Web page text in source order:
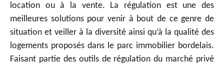
location ou à la vente. La régulation est une des
meilleures solutions pour venir à bout de ce genre de
situation et veiller à la diversité ainsi qu’à la qualité des
logements proposés dans le parc immobilier bordelais.
Faisant partie des outils de régulation du marché privé